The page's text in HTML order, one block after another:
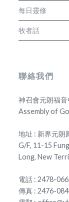
每日靈修
牧者話
聯絡我們
神召會元朗福
Assembly of
地址 : 新界元朗
G/F, 11-15
Long, New
電話 : 2478-
傳真 : 2476-